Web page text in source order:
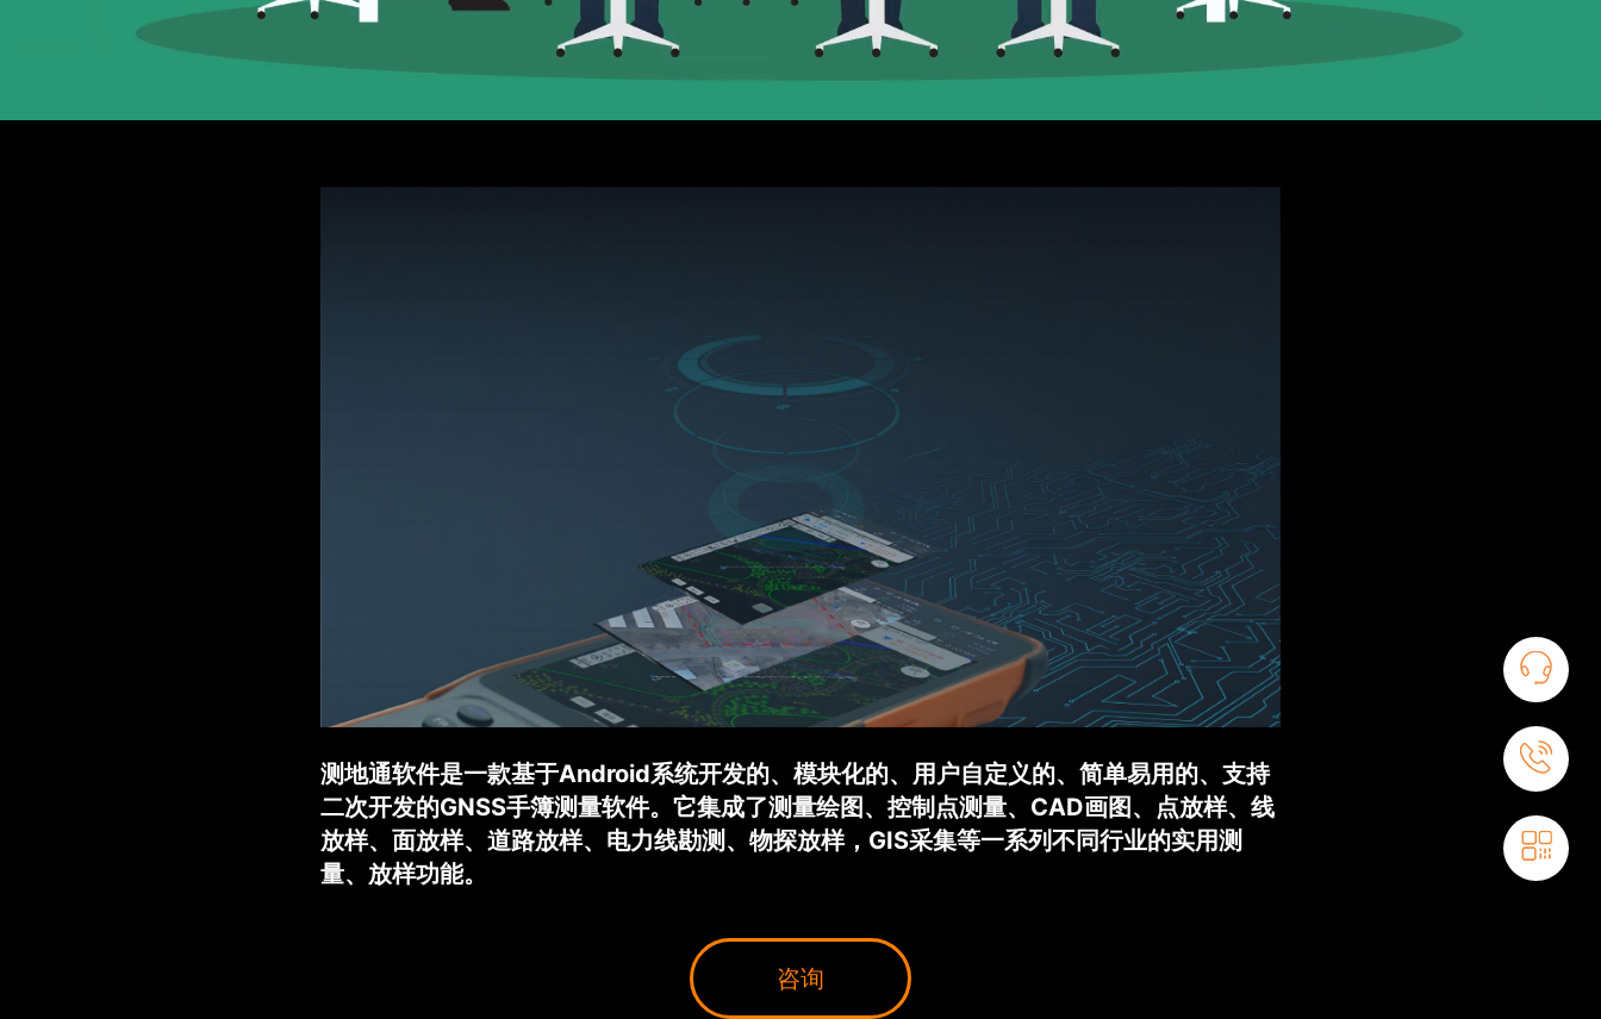
测地通软件是一款基于Android系统开发的、模块化的、用户自定义的、简单易用的、支持
二次开发的GNSS手簿测量软件。它集成了测量绘图、控制点测量、CAD画图、点放样、线
放样、面放样、道路放样、电力线勘测、物探放样，GIS采集等一系列不同行业的实用测
量、放样功能。
咨询